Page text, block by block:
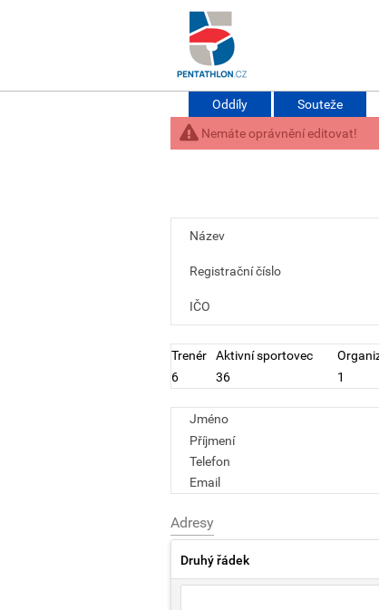
Oddíly
Souteže
Nemáte oprávnění editovat!
Název
Registrační číslo
IČO
Trenér Aktivní sportovec
6
36 1
Jméno
Příjmení
Telefon
Email
Adresy
Druhý řádek